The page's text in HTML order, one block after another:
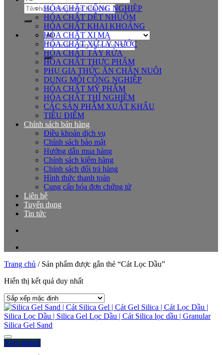
Tìm
kiếm:
Tìm
kiếm:
HÓA CHẤT CÔNG NGHIỆP
HÓA CHẤT DỆT NHUỘM
HÓA CHẤT KHAI KHOÁNG
HÓA CHẤT XI MẠ
HÓA CHẤT XỬ LÝ NƯỚC
HÓA CHẤT TẨY RỬA
HÓA CHẤT THỰC PHẨM
PHỤ GIA THỨC ĂN CHĂN NUÔI
DUNG MÔI CÔNG NGHIỆP
HÓA CHẤT MỸ PHẨM
HÓA CHẤT THÍ NGHIỆM
CÁC SẢN PHẨM XUẤT KHẨU
TIÊU ĐIỂM
Chính sách bán hàng
Điều khoản dịch vụ
Chính sách bảo mật
Hướng dẫn mua hàng
Chính sách kiểm hàng
Chính sách đổi trả hàng
Hình thức thanh toán
Cung cấp hóa đơn chứng từ
Liên hệ
Tuyển dụng
Tin tức
Trang chủ /Sản phẩm được gắn thẻ “Cát Lọc Dầu”
Hiển thị kết quả duy nhất
Xem nhanh